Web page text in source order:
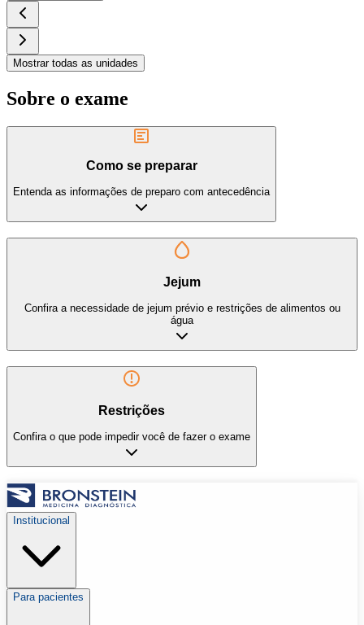
Mostrar todas as unidades
Sobre o exame
Como se preparar
Entenda as informações de preparo com antecedência
Jejum
Confira a necessidade de jejum prévio e restrições de alimentos ou
água
Restrições
Confira o que pode impedir você de fazer o exame
Institucional
Para pacientes